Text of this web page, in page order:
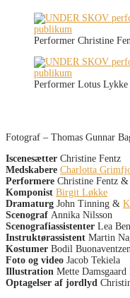
Performer Christine
Performer Lotus Lykke
Fotograf – Thomas Gunnar
Iscenesætter Christine Fentz
Medskabere Charlotta
Performere Christine Fentz &
Komponist Birgit Løkke
Dramaturg John Tinning &
Scenograf Annika Nilsson
Scenografiassistenter Lea
Instruktørassistent Martin
Kostumer Bodil
Foto og video Jacob Tekiela
Illustration Mette Damsgaard
Optagelser af jordlyd